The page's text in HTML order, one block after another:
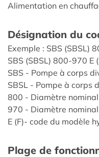
Alimentation en
Désignation du
Exemple : SBS (SBSL)
SBS (SBSL) 800-970 E
SBS - Pompe à corps
SBSL - Pompe à corps
800 - Diamètre
970 - Diamètre
E (F)- code du modèle
Plage de